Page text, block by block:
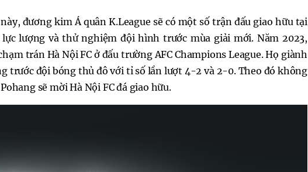
đương kim Á quân K.League sẽ có một số trận đấu giao hữu tại
lượng và thử nghiệm đội hình trước mùa giải mới. Năm 2023,
trán Hà Nội FC ở đấu trường AFC Champions League. Họ giành
trước đội bóng thủ đô với tỉ số lần lượt 4-2 và 2-0. Theo đó không
sẽ mời Hà Nội FC đá giao hữu.